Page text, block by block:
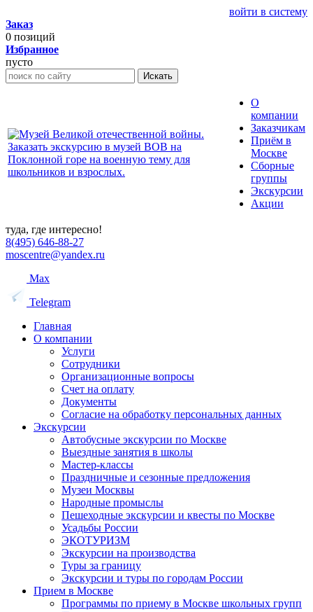
войти в систему
Заказ
0 позиций
Избранное
пусто
Искать
О
компании
Заказчикам
Приём в
Москве
Сборные
группы
Экскурсии
Акции
туда, где интересно!
8(495) 646-88-27
moscentre@yandex.ru
Max
Telegram
Главная
О компании
Услуги
Сотрудники
Организационные вопросы
Счет на оплату
Документы
Согласие на обработку персональных данных
Экскурсии
Автобусные экскурсии по Москве
Выездные занятия в школы
Мастер-классы
Праздничные и сезонные предложения
Музеи Москвы
Народные промыслы
Пешеходные экскурсии и квесты по Москве
Усадьбы России
ЭКОТУРИЗМ
Экскурсии на производства
Туры за границу
Экскурсии и туры по городам России
Прием в Москве
Программы по приему в Москве школьных групп